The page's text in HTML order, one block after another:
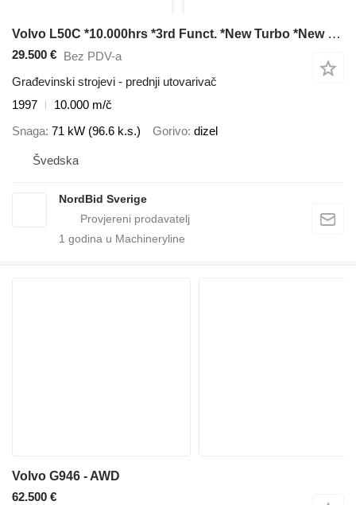
Volvo L50C *10.000hrs *3rd Funct. *New Turbo *New Service
29.500 € Bez PDV-a
Građevinski strojevi - prednji utovarivač
1997
10.000 m/č
Snaga 71 kW (96.6 k.s.) Gorivo dizel
Švedska
NordBid Sverige
1 godina u Machineryline
Volvo G946 - AWD
62.500 €